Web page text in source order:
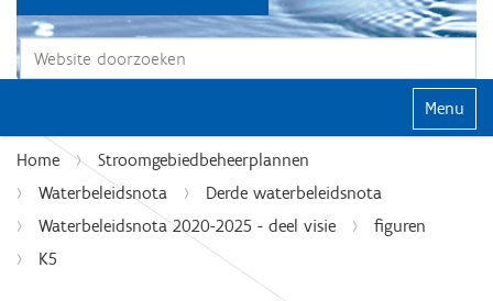
Zoek
Klap
Home
Stroomgebiedbeheerplannen
Waterbeleidsnota
Derde waterbeleidsnota
Waterbeleidsnota 2020-2025 - deel visie
figuren
K5